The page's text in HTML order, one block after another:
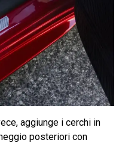
aggiunge i cerchi in
posteriori con